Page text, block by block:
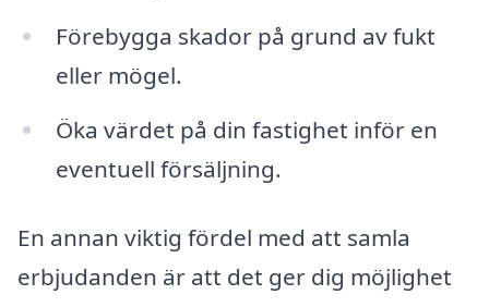
Förebygga skador på grund av fukt
eller mögel.
Öka värdet på din fastighet inför en
eventuell försäljning.
En annan viktig fördel med att samla
erbjudanden är att det ger dig möjlighet